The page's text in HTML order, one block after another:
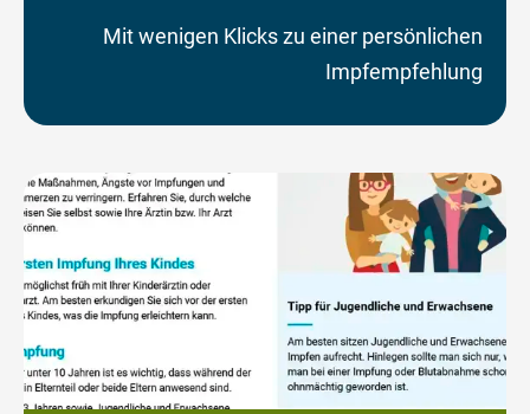
Mit wenigen Klicks zu einer persönlichen
Impfempfehlung